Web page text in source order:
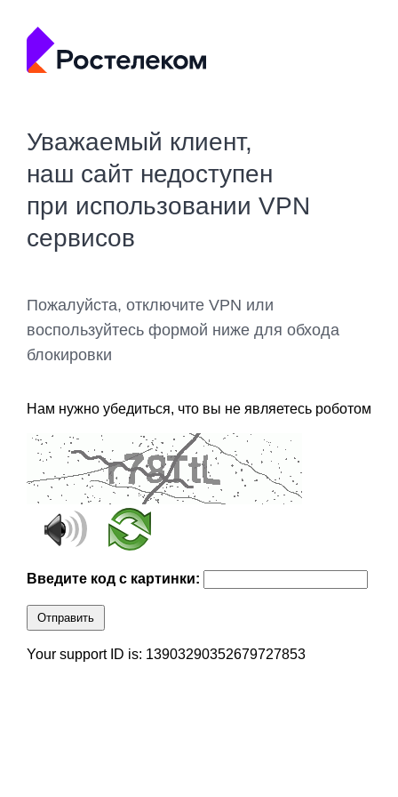
Уважаемый клиент,
наш сайт недоступен
при использовании VPN
сервисов
Пожалуйста, отключите VPN или
воспользуйтесь формой ниже для обхода
блокировки
Нам нужно убедиться, что вы не являетесь роботом
Введите код с картинки:
Отправить
Your support ID is: 13903290352679727853